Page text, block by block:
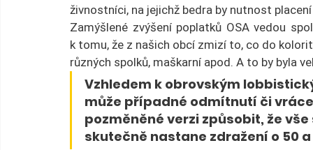
živnostníci, na jejichž bedra by nutnost
Zamýšlené zvýšení poplatků OSA vedou
k tomu, že z našich obcí zmizí to, co do
různých spolků, maškarní apod. A to by byla
Vzhledem k obrovským
může případné odmítnutí či
pozměněné verzi způsobit, že
skutečně nastane zdražení o 50